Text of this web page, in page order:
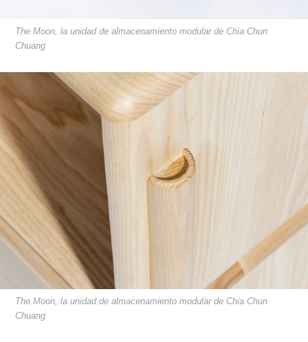
The Moon, la unidad de almacenamiento modular de Chia Chun
Chuang
The Moon, la unidad de almacenamiento modular de Chia Chun
Chuang